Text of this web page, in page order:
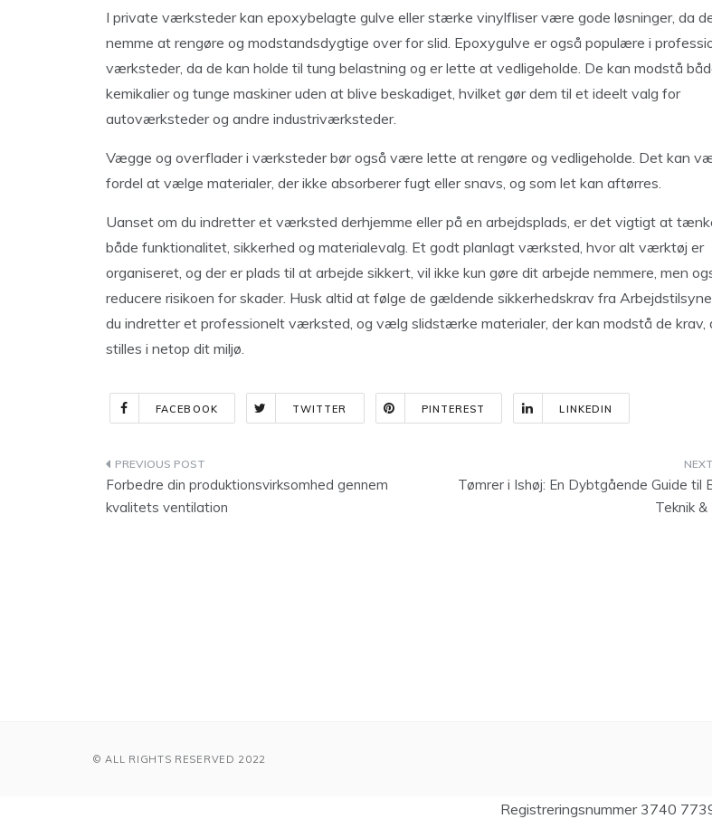
I private værksteder kan epoxybelagte gulve eller stærke vinylfliser være gode løsninger, da
nemme at rengøre og modstandsdygtige over for slid. Epoxygulve er også populære i
værksteder, da de kan holde til tung belastning og er lette at vedligeholde. De kan modstå
kemikalier og tunge maskiner uden at blive beskadiget, hvilket gør dem til et ideelt valg for
autoværksteder og andre industriværksteder.
Vægge og overflader i værksteder bør også være lette at rengøre og vedligeholde. Det kan
fordel at vælge materialer, der ikke absorberer fugt eller snavs, og som let kan aftørres.
Uanset om du indretter et værksted derhjemme eller på en arbejdsplads, er det vigtigt at
både funktionalitet, sikkerhed og materialevalg. Et godt planlagt værksted, hvor alt værktøj er
organiseret, og der er plads til at arbejde sikkert, vil ikke kun gøre dit arbejde nemmere, men
reducere risikoen for skader. Husk altid at følge de gældende sikkerhedskrav fra
du indretter et professionelt værksted, og vælg slidstærke materialer, der kan modstå de krav,
stilles i netop dit miljø.
FACEBOOK TWITTER PINTEREST LINKEDIN
Indlægsnavigation
Forbedre din produktionsvirksomhed gennem
kvalitets ventilation
Tømrer i Ishøj: En Dybtgående Guide til
Teknik
© ALL RIGHTS RESERVED 2022
Registreringsnummer 3740